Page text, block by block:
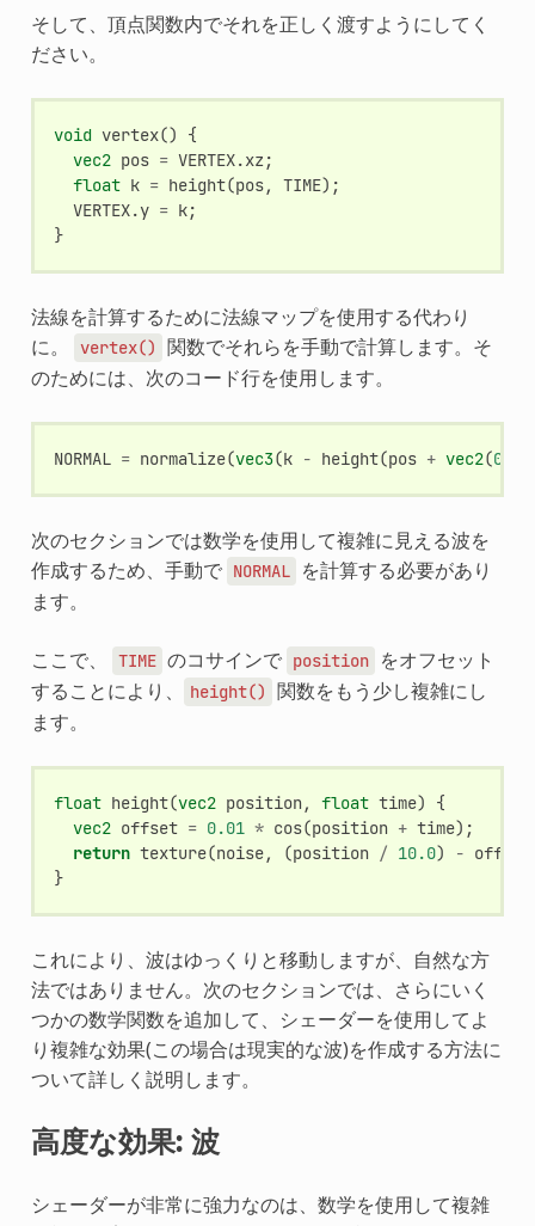
そして、頂点関数内でそれを正しく渡すようにしてく
ださい。
void vertex()
{
vec2 pos = VERTEX.xz;
float k = height(pos, TIME);
VERTEX.y = k;
}
法線を計算するために法線マップを使用する代わり
に。
vertex()
関数でそれらを手動で計算します。そ
のためには、次のコード行を使用します。
NORMAL = normalize(vec3(k - height(pos + vec2(0.1
次のセクションでは数学を使用して複雑に見える波を
作成するため、手動で NORMAL
を計算する必要があり
ます。
ここで、 TIME のコサインで position
をオフセット
することにより、
height()
関数をもう少し複雑にし
ます。
float height(vec2 position, float time)
{
vec2 offset = 0.01 * cos(position + time);
return texture(noise, (position / 10.0) - offset
}
これにより、波はゆっくりと移動しますが、自然な方
法ではありません。次のセクションでは、さらにいく
つかの数学関数を追加して、シェーダーを使用してよ
り複雑な効果(この場合は現実的な波)を作成する方法に
ついて詳しく説明します。
高度な効果: 波
シェーダーが非常に強力なのは、数学を使用して複雑